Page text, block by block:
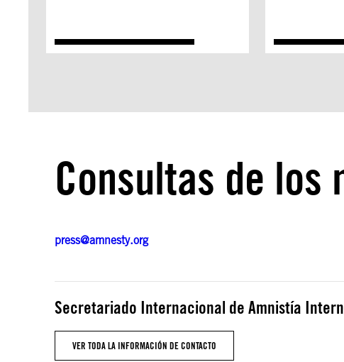
Consultas de los
press@amnesty.org
Secretariado Internacional de Amnistía
VER TODA LA INFORMACIÓN DE CONTACTO